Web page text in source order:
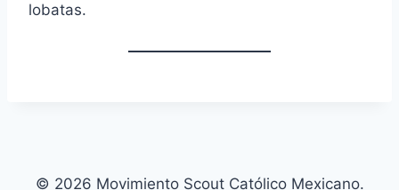
lobatas.
© 2026 Movimiento Scout Católico Mexicano.